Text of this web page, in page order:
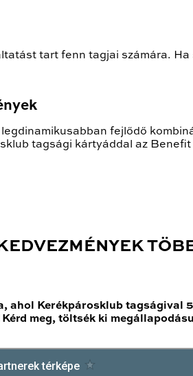
tart fenn tagjai számára.
fejlődő
tagsági kártyáddal az
ahol Kerékpárosklub tagságival
meg, töltsék ki